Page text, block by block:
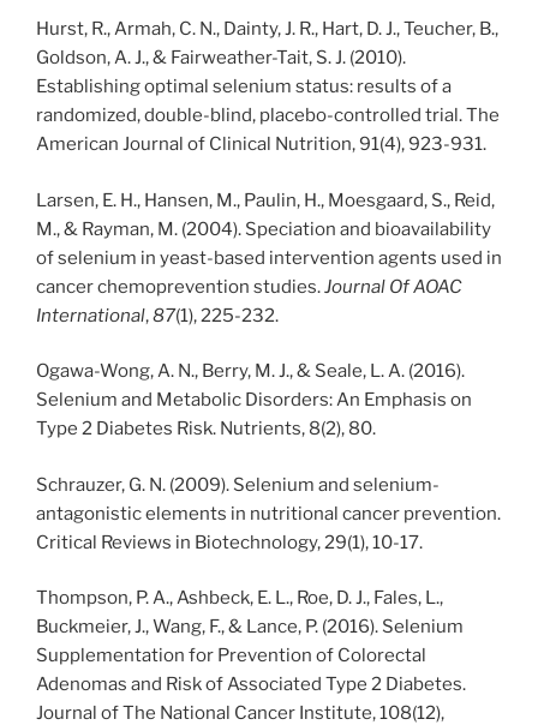
Hurst, R., Armah, C. N., Dainty, J. R., Hart, D. J., Teucher, B.,
Goldson, A. J., & Fairweather-Tait, S. J. (2010).
Establishing optimal selenium status: results of a
randomized, double-blind, placebo-controlled trial. The
American Journal of Clinical Nutrition, 91(4), 923-931.
Larsen, E. H., Hansen, M., Paulin, H., Moesgaard, S., Reid,
M., & Rayman, M. (2004). Speciation and bioavailability
of selenium in yeast-based intervention agents used in
cancer chemoprevention studies.Journal Of AOAC
International,87(1), 225-232.
Ogawa-Wong, A. N., Berry, M. J., & Seale, L. A. (2016).
Selenium and Metabolic Disorders: An Emphasis on
Type 2 Diabetes Risk. Nutrients, 8(2), 80.
Schrauzer, G. N. (2009). Selenium and selenium-
antagonistic elements in nutritional cancer prevention.
Critical Reviews in Biotechnology, 29(1), 10-17.
Thompson, P. A., Ashbeck, E. L., Roe, D. J., Fales, L.,
Buckmeier, J., Wang, F., & Lance, P. (2016). Selenium
Supplementation for Prevention of Colorectal
Adenomas and Risk of Associated Type 2 Diabetes.
Journal of The National Cancer Institute, 108(12),